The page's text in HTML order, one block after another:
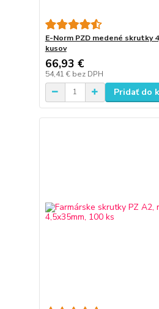
E-Norm PZD medené skrutky
kusov
66,93 €
54,41 € bez DPH
Pridať do